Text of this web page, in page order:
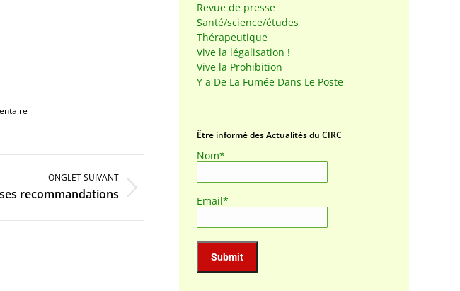
ONGLET SUIVANT
recommandations
Revue de presse
Santé/science/études
Thérapeutique
Vive la légalisation !
Vive la Prohibition
Y a De La Fumée Dans Le Poste
Être informé des Actualités du CIRC
Nom*
Email*